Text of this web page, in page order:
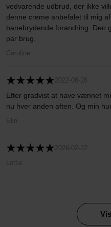
vedvarende udbrud, der ikke
denne creme anbefalet til mig
banebrydende forandring. Den
par brug.
Caroline
2022-08-26
Efter gradvist at have vænnet
nu hver anden aften. Og min
Elin
2026-02-22
Lottie